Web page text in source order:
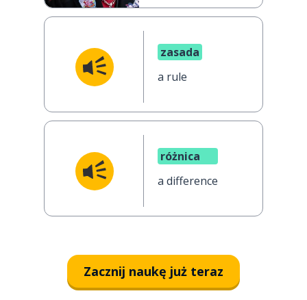
zasada
a rule
różnica
a difference
Zacznij naukę już teraz